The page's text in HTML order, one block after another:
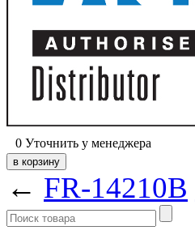
0 Уточнить у менеджера
← FR-14210B